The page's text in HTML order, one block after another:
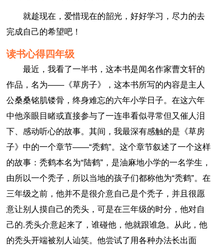
就趁现在，爱惜现在的韶光，好好学习，尽力的去
完成自己的希望吧！
读书心得四年级
最近，我看了一半书，这本书是闻名作家曹文轩的
作品，名为——《草房子》，这本书所写的内容是主人
公桑桑铭肌镂骨，终身难忘的六年小学日子。在这六年
中他亲眼目睹或直接参与了一连串看似寻常但又催人泪
下、感动听心的故事。其间，我最深有感触的是《草房
子》中的一个章节——“秃鹤”。这个章节叙述了一个这样
的故事：秃鹤本名为“陆鹤”，是油麻地小学的一名学生，
由所以一个秃子，所以当地的孩子们都称他为“秃鹤”。在
三年级之前，他并不是很介意自己是个秃子，并且很愿
意让别人摸自己的秃头，可是在三年级的时分，他对自
己的.秃头介意起来了，谁碰他，他就跟谁急。从此，他
的秃头开端被别人讪笑。他尝试了用各种办法长出面